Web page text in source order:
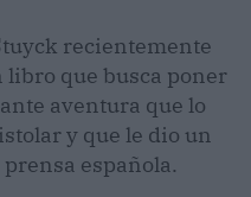
recientemente
libro que busca poner
aventura que lo
y que le dio un
española.